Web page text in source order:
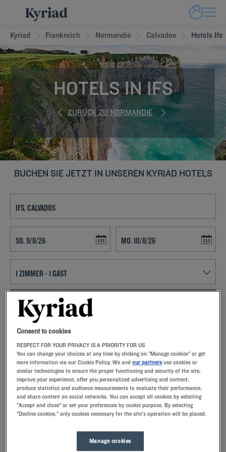
Kyriad Frankreich Normandie Calvados Hotels Ifs
HOTELS IN IFS
ZURÜCK ZU NORMANDIE
BUCHEN SIE JETZT IN UNSEREN KYRIAD HOTELS
FINDEN SIE EIN HOTEL
Spezialcode hinzufügen
Lust auf ein entspanntes Wochenende in Ifs? Dann buchen Sie doch
ein Zimmer im Kyriad-Hotel und lernen Sie Frankreichs drittgrößte
Stadt kennen!
Lassen Sie sich verwöhnen – entdecken Sie unsere Kyriad-
Consent to cookies
RESPECT FOR YOUR PRIVACY IS A PRIORITY FOR US
You can change your choices at any time by clicking on "Manage cookies" or get
more information via our Cookie Policy. We andour partners use cookies or
similar technologies to ensure the proper functioning and security of the site,
improve your experience, offer you personalized advertising and content,
produce statistics and audience measurements to evaluate their performance,
and share content on social networks. You can accept all cookies by selecting
"Accept and close" or set your preferences by cookie purpose. By selecting
"Decline cookies," only cookies necessary for the site's operation will be placed.
Manage cookies